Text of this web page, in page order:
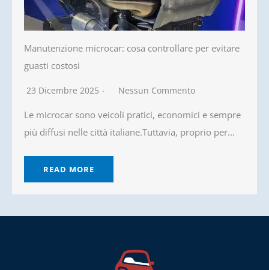
Manutenzione microcar: cosa controllare per evitare
guasti costosi
23 Dicembre 2025 Nessun Commento
Le microcar sono veicoli pratici, economici e sempre
più diffusi nelle città italiane.Tuttavia, proprio per...
READ MORE